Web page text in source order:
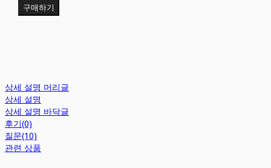
구매하기
상세 설명 머리글
상세 설명
상세 설명 바닥글
후기(0)
질문(10)
관련 상품